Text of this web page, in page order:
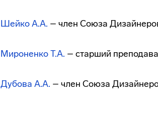
Шейко А.А. – член Союза
Мироненко Т.А. – старший
Дубова А.А. – член Союза